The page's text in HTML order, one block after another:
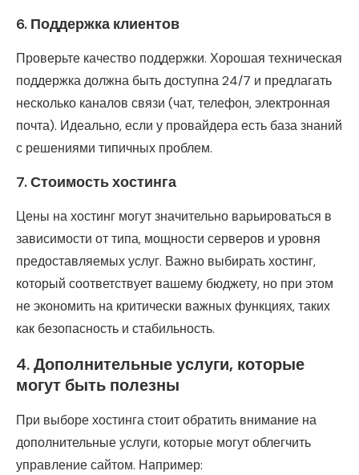
6. Поддержка клиентов
Проверьте качество поддержки. Хорошая техническая
поддержка должна быть доступна 24/7 и предлагать
несколько каналов связи (чат, телефон, электронная
почта). Идеально, если у провайдера есть база знаний
с решениями типичных проблем.
7.Стоимость хостинга
Цены на хостинг могут значительно варьироваться в
зависимости от типа, мощности серверов и уровня
предоставляемых услуг. Важно выбирать хостинг,
который соответствует вашему бюджету, но при этом
не экономить на критически важных функциях, таких
как безопасность и стабильность.
4.Дополнительные услуги, которые
могут быть полезны
При выборе хостинга стоит обратить внимание на
дополнительные услуги, которые могут облегчить
управление сайтом. Например: